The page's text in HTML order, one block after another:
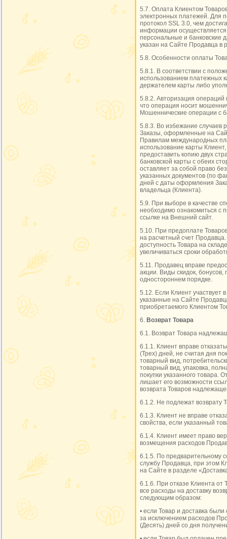
5.7. Оплата Клиентом
электронных платежей. Для
протокол SSL 3.0, чем
информации
персональные и банковские
указан на Сайте Продавца в
5.8. Особенности оплаты
5.8.1. В соответствии с
использованием платежных
держателем карты либо
5.8.2. Авторизация операций
что операция носит
Мошеннические операции с
5.8.3. Во избежание случаев
Заказы, оформленные на
Правилам международных
использование карты
предоставить копию двух
банковской карты с обеих
оставляет за собой право
указанных документов (по
дней с даты оформления
владельца (Клиента).
5.9. При выборе в качестве
необходимо ознакомиться с
ссылке на Внешний сайт.
5.10. При предоплате
на расчетный счет
доступность Товара на
увеличиваться сроки
5.11. Продавец вправе
акции. Виды скидок,
одностороннем порядке.
5.12. Если Клиент участвует
указанные на Сайте
приобретаемого Клиентом
6. Возврат Товара
6.1. Возврат Товара
6.1.1. Клиент вправе
(Трех) дней, не считая дня
товарный вид,
товарный вид, упаковка,
покупки указанного товара.
лишает его возможности
возврата Товаров
6.1.2. Не подлежат возврату
6.1.3. Клиент не вправе
свойства, если указанный
6.1.4. Клиент имеет право
возмещения расходов
6.1.5. По предварительному
службу Продавца, при этом
на Сайте в разделе
6.1.6. При отказе Клиента от
все расходы на доставку
следующим образом:
• если Товар и доставка
за исключением расходов
(Десять) дней со дня